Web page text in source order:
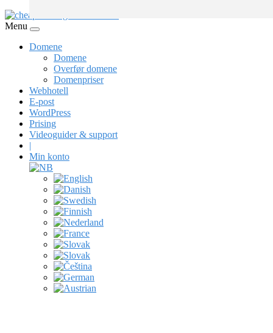
Menu
Domene
Domene
Overfør domene
Domenpriser
Webhotell
E-post
WordPress
Prising
Videoguider & support
|
Min konto